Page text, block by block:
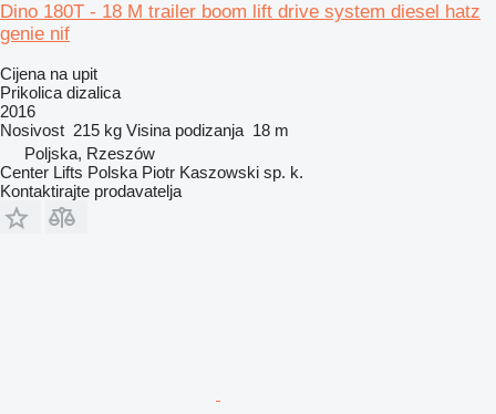
Dino 180T - 18 M trailer boom lift drive system diesel hatz
genie nif
Cijena na upit
Prikolica dizalica
2016
Nosivost 215 kg Visina podizanja 18 m
Poljska, Rzeszów
Center Lifts Polska Piotr Kaszowski sp. k.
Kontaktirajte prodavatelja